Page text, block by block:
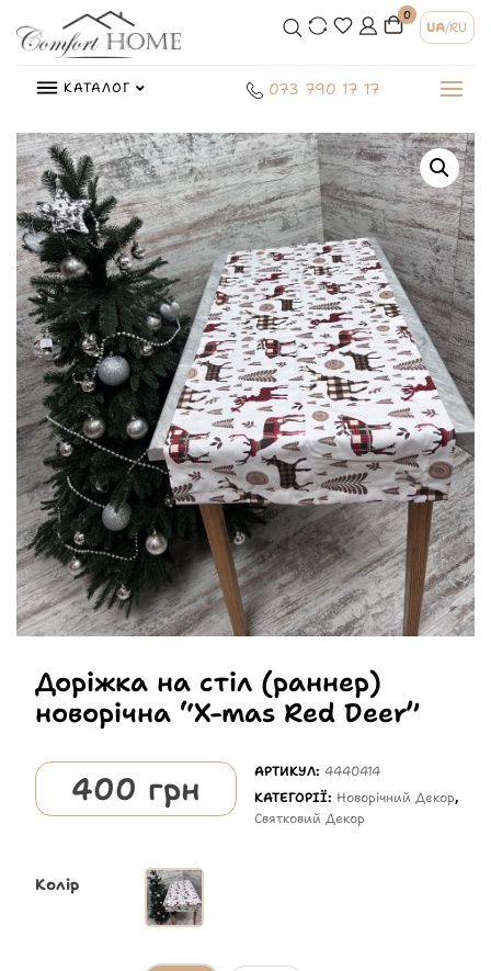
0
UA/RU
КАТАЛОГ 073 790 17 17
Доріжка на стіл (раннер)
новорічна “X-mas Red Deer”
400 грн АРТИКУЛ: 4440414
КАТЕГОРІЇ: Новорічний Декор,
Святковий Декор
Колір